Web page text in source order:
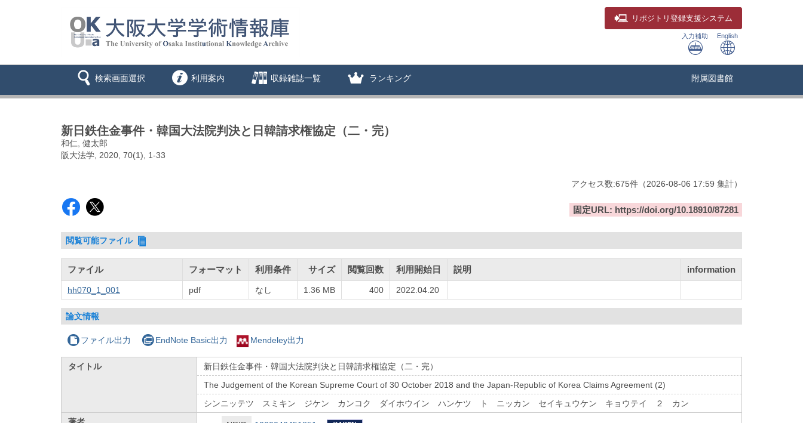
リポジトリ 登録支援システム
入力補助 English
検索画面選択 利用案内 収録雑誌一覧 ランキング 附属図書館
新日鉄住金事件・韓国大法院判決と日韓請求権協定（二・完）
和仁, 健太郎
阪大法学, 2020, 70(1), 1-33
アクセス数:675件 （2026-08-06 17:59 集計）
固定URL: https://doi.org/10.18910/87281
閲覧可能ファイル
ファイル フォーマット 利用条件 サイズ 閲覧回数 利用開始日 説明 information
hh070_1_001 pdf なし 1.36 MB 400 2022.04.20
論文情報
ファイル出力 EndNote Basic出力 Mendeley出力
タイトル
新日鉄住金事件・韓国大法院判決と日韓請求権協定（二・完）
The Judgement of the Korean Supreme Court of 30 October 2018 and the Japan-Republic of Korea Claims Agreement (2)
シンニッテツ スミキン ジケン カンコク ダイホウイン ハンケツ ト ニッカン セイキュウケン キョウテイ ２ カン